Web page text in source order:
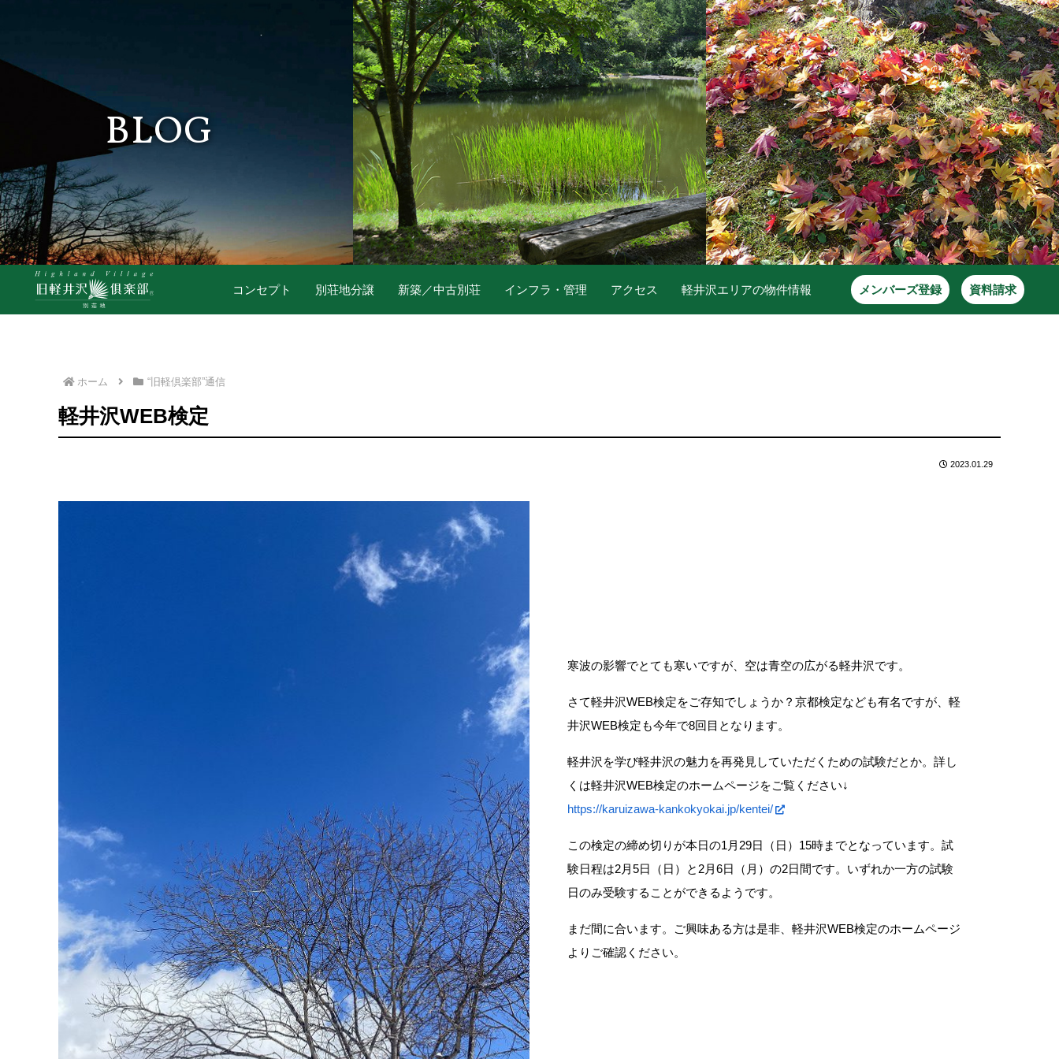
BLOG
コンセプト 別荘地分譲 新築／中古別荘 インフラ・管理 アクセス 軽井沢エリアの物件情報 メンバーズ登録 資料請求
ホーム “旧軽倶楽部”通信
軽井沢WEB検定
2023.01.29
寒波の影響でとても寒いですが、空は青空の広がる軽井沢です。
さて軽井沢WEB検定をご存知でしょうか？京都検定なども有名ですが、軽
井沢WEB検定も今年で8回目となります。
軽井沢を学び軽井沢の魅力を再発見していただくための試験だとか。詳し
くは軽井沢WEB検定のホームページをご覧ください↓
https://karuizawa-kankokyokai.jp/kentei/
この検定の締め切りが本日の1月29日（日）15時までとなっています。試
験日程は2月5日（日）と2月6日（月）の2日間です。いずれか一方の試験
日のみ受験することができるようです。
まだ間に合います。ご興味ある方は是非、軽井沢WEB検定のホームページ
よりご確認ください。